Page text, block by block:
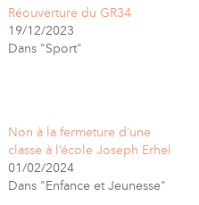
Réouverture du GR34
19/12/2023
Dans "Sport"
Non à la fermeture d’une
classe à l’école Joseph Erhel
01/02/2024
Dans "Enfance et Jeunesse"